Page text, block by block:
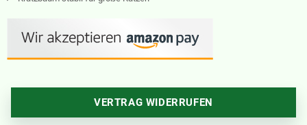
VERTRAG WIDERRUFEN